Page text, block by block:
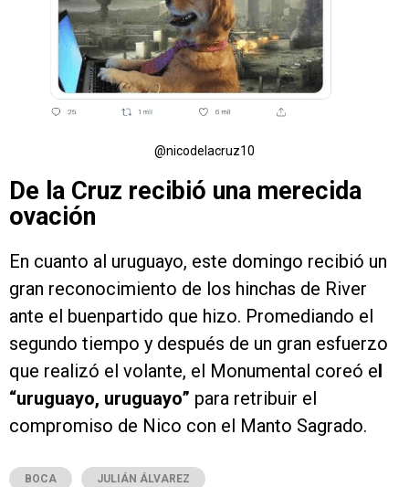
@nicodelacruz10
De la Cruz recibió una merecida
ovación
En cuanto al uruguayo, este domingo recibió un
gran reconocimiento de los hinchas de River
ante el buenpartido que hizo. Promediando el
segundo tiempo y después de un gran esfuerzo
que realizó el volante, el Monumental coreó e
“uruguayo, uruguayo” para retribuir el
compromiso de Nico con el Manto Sagrado.
BOCA JULIÁN ÁLVAREZ